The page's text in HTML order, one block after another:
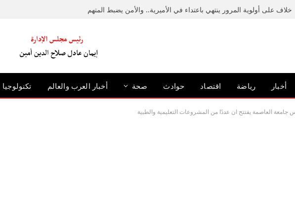
خلاف على أولوية المرور ينتهي باعتداء في الأميرية.. والأمن يضبط المتهم
أخبار رياضة اقتصاد حوادث صحة أخبار العرب والعالم تكنولوجيا
جامعة العاصمة يفتتح ان عددًا من المشروعات التعليمية والطبية